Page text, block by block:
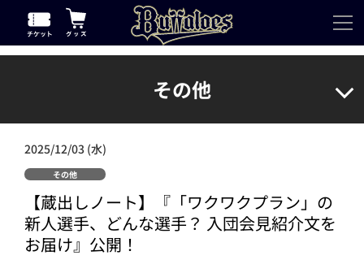
その他
2025/12/03 (水)
その他
【蔵出しノート】『「ワクワクプラン」の
新人選手、どんな選手？ 入団会見紹介文を
お届け』公開！